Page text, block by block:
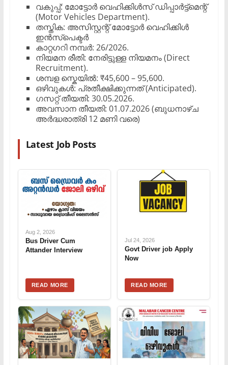
​വകുപ്പ്: മോട്ടോർ വെഹിക്കിൾസ് ഡിപ്പാർട്ട്മെന്റ്
(Motor Vehicles Department).
​തസ്തിക: അസിസ്റ്റന്റ് മോട്ടോർ വെഹിക്കിൾ
ഇൻസ്പെക്ടർ
​കാറ്റഗറി നമ്പർ: 26/2026.
​നിയമന രീതി: നേരിട്ടുള്ള നിയമനം (Direct
Recruitment).
​ശമ്പള സ്കെയിൽ: ₹45,600 – 95,600.
​ഒഴിവുകൾ: പ്രതീക്ഷിക്കുന്നത് (Anticipated).
​ഗസറ്റ് തീയതി: 30.05.2026.
​അവസാന തീയതി: 01.07.2026 (ബുധനാഴ്ച
അർദ്ധരാത്രി 12 മണി വരെ)
Latest Job Posts
Aug 2, 2026
Bus Driver Cum
Attander Interview
READ MORE
Jul 24, 2026
Govt Driver job Apply
Now
READ MORE